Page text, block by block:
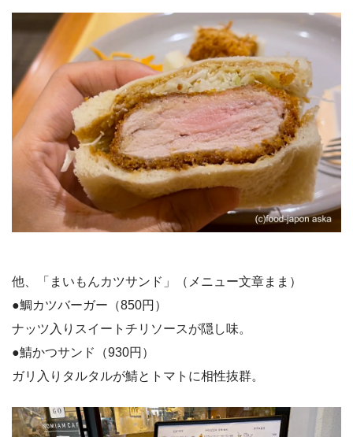
他、「まいもんカツサンド」（メニュー文章まま）
●鯛カツバーガー（850円）
ナッツ入りスイートチリソースが隠し味。
●鯖かつサンド（930円）
ガリ入りタルタルが鯖とトマトに相性抜群。